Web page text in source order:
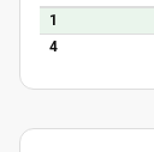
1
4